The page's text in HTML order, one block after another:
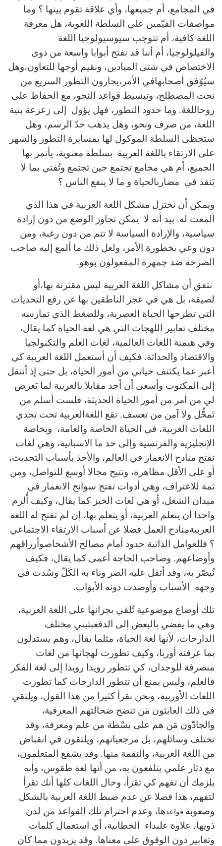
في المجامع، أم جميعها، وأي علاقة تقوم بينها ؟ وما
مواصفات القيّمين علي السلطة اللغوية، هل معرفة
اللغة كافية، أم تتوجب سيوسيولوجيا اللغة
والفيلولوجيا، أم أننا قد نفتح أبوابا واسعة من ذوي
الاختصاص في شتى الميادين، ونقيم أوجها للتعاون،وهل
سيُوّفق أصحابهافي الأمر،يجارون التطور السريع من
نحت المصطلح، وتبسيط قواعد النحو، مع الحفاظ على
روحاللغة. وما حدود التطور، فهل يؤول إلى زعزعة بنية
اللغة، من صرف ونحو، وهل يذهب حدّ الرسم، وهل
ستحظى السلطة الموكول لها بمسايرة التطور والسهر
على الارتقاء باللغة العربية بسلطة معنوية، يأتمر بها
الجميع، أم هي مجامع تجتمع حين تجتمع وتُفتي بما لا
يَنفذ في مضاربالحياة و ما لا ينفع الناس ؟
ويمكن أن نختزل مشكل اللغة العربية في هذا الذي
ألمعت له. بيد أنه لا يمكن تجاوز الوضع من دون إرادة
سياسية، والإرادة السياسة لا تتم من دون رغبة، ومن
دون وعي بخطورة الأمر، ولعل ذلك ما ألمع إليه صاحب
الصرخة ضد جمهرة المفعولون بوهو.
نتفق أن مشاكل اللغة العربية ليس مقترنة بها،أو
لصيقة، بل هي في عجز الناطقين بها عن رفع التحديات
التي تطرحها الحياة العصرية، وللضغط الذي تمارسه
مختلف تعابير اللهجات التي هي لغة الحياة كما يقال،
وفي هيمنة اللغات العالمية، لغات العلم والتكنولجيا
والاقتصاد والحداثة. فكيف أن أستعمل اللغة العربية كي
أعبر عما يكتنف حياتي من أمور الحياة، بل حتى إذ أنتقل
إلى المكتوب وأسعى أن أجد مقابلا بالعربية لما يَعرض
لي من أمر من أمور الحياة الحديثة، فلست أسلم من
تَمحُّل ولا آمن من تعسف. تقع اللغةالعربية تحت تحدي
اللغات الغربية، في الحياة الخاصة والعامة، وبخاصة
الإنجليزية والفرنسية وإلى حد ما الاسبانية، وهي لغات
تفتح منادح الانغمار في العالم، والأخذ بأسباب التحديث،
أو على الأقل مظاهره، وتتيح مجالا أوسع للتواصل، ومن
ثمة للاعتراف، وهي أدوات تفتح سوانح الانغمار في
ميدان الشغل، أو هي لغات الخبز كما يقال، وكيف أُلزم
واحدا أن يتعلم العربية، أو يتعلم بها، إن لم تفتح له اللغة
العربيةمنادح العمل فضلا عن أسباب الارتقاء الاجتماعي
؟ فللعوامل الذاتية حدود أمام مصالح الأشخاصوأرزاقهم
وأوضاعهم. وصاحب الحاجة أعمى كما يقال، فكيف
نُبصّر به، وقد أثقل عليه الضر وناء به الكَلّ وسُدت في
وجهه الأسباب وأوصدت دونه الأبواب.
تلك أوضاع موضوعية تُلقي بجرانها على اللغة العربية،
وهي ما يفضي بالبعض إلى الدفعبتبني مختلف
الدارجات، لأنها لغة الحياة، مثلما يقال، وهم يستدلون
بما عرفته أوربا، وكيف تطورت لهجاتها من لغات
منصرفة للوجدان، كي تتطور رويدا رويدا إلى لغة الفكر
فالعلم، وليس يمنع أن تتطور الدارجات كما تطورت
اللغات الأوربية، ونحن نقرأ كثيرا من هذا القول، ويلتقي
في ذلك العابثون مَن تنضح ضحالتهم المعرفية،
والجادّون مَن هم على بسْطة من علم ومعرفة، وقد
تختلف وسائلهم، بل مرجعياتهم، ويلتقون في انقباض
من اللغة العربية، والنقمة منها. وقد يشفع المتعلمون،
مع دثار علمي يتلفعون به، من أنها لغة طقوس، وأنه
يلزمك أن تفهم كي تقرأ، وحال اللغات كلها أنك تقرأ
لتفهم، هذا فضلا عن عدم ضبط اللغة العربية بالشكل
وصعوبة قواعدها، وعدم احترام تلك القواعد من لدن
ذويها، علاوة علىداء الخطابية، أي استعمال كلمات
وتعابير دون الوقوق على معناها. وقد يزيدون مما كان